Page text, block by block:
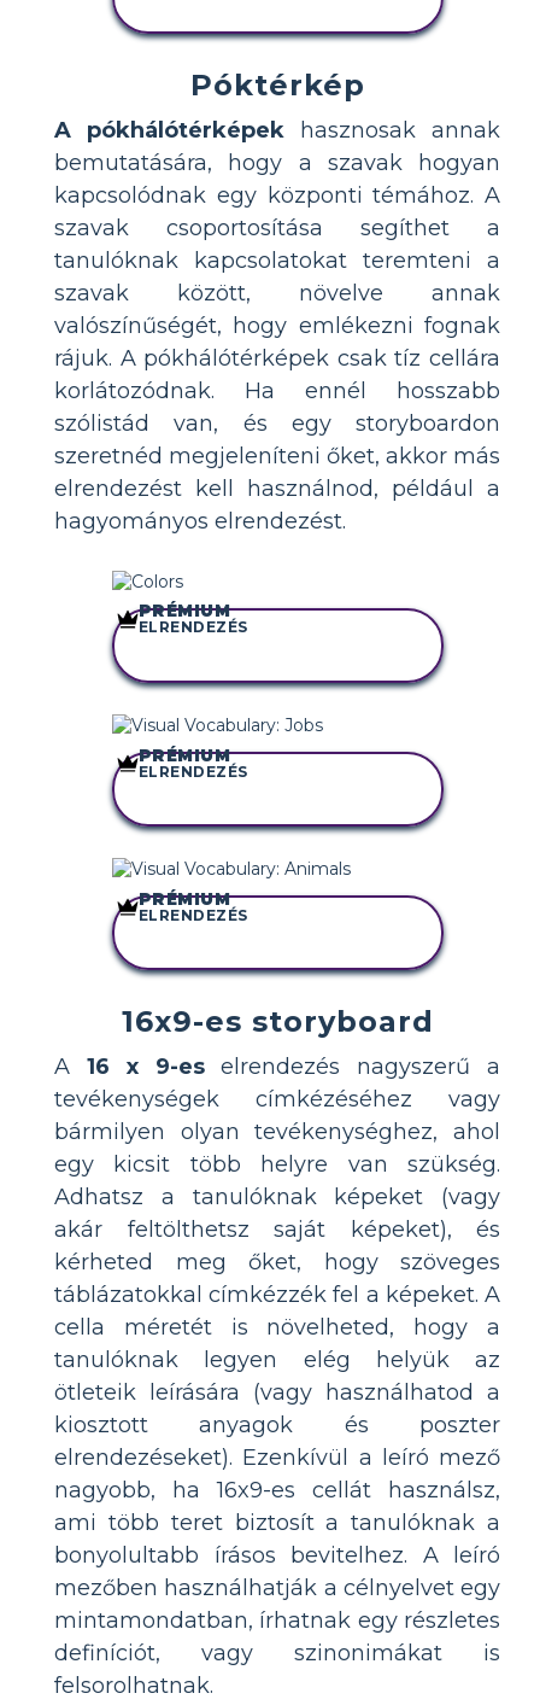
Póktérkép
A pókhálótérképek hasznosak annak
bemutatására, hogy a szavak hogyan
kapcsolódnak egy központi témához. A
szavak csoportosítása segíthet a
tanulóknak kapcsolatokat teremteni a
szavak között, növelve annak
valószínűségét, hogy emlékezni fognak
rájuk. A pókhálótérképek csak tíz cellára
korlátozódnak. Ha ennél hosszabb
szólistád van, és egy storyboardon
szeretnéd megjeleníteni őket, akkor más
elrendezést kell használnod, például a
hagyományos elrendezést.
MÁSOLJA EZT A
PRÉMIUM
ELRENDEZÉS
MÁSOLJA EZT A
PRÉMIUM
ELRENDEZÉS
MÁSOLJA EZT A
PRÉMIUM
ELRENDEZÉS
16x9-es storyboard
A 16 x 9-eselrendezés nagyszerű a
tevékenységek címkézéséhez vagy
bármilyen olyan tevékenységhez, ahol
egy kicsit több helyre van szükség.
Adhatsz a tanulóknak képeket (vagy
akár feltölthetsz saját képeket), és
kérheted meg őket, hogy szöveges
táblázatokkal címkézzék fel a képeket. A
cella méretét is növelheted, hogy a
tanulóknak legyen elég helyük az
ötleteik leírására (vagy használhatod a
kiosztott anyagok és poszter
elrendezéseket). Ezenkívül a leíró mező
nagyobb, ha 16x9-es cellát használsz,
ami több teret biztosít a tanulóknak a
bonyolultabb írásos bevitelhez. A leíró
mezőben használhatják a célnyelvet egy
mintamondatban, írhatnak egy részletes
definíciót, vagy szinonimákat is
felsorolhatnak.